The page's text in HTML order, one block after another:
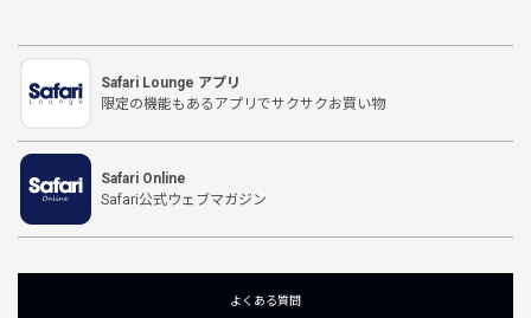
Safari Lounge アプリ
限定の機能もあるアプリでサクサクお買い物
Safari Online
Safari公式ウェブマガジン
よくある質問